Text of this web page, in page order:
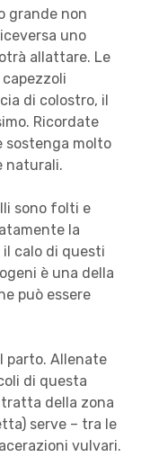
grande non
uno
allattare. Le
di colostro, il
Ricordate
sostenga molto
naturali.
sono folti e
la
calo di questi
è una della
può essere
parto. Allenate
di questa
della zona
serve – tra le
vulvari.